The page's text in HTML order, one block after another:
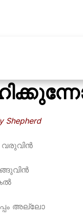
Shepherd
വരുവിന്‍
അല്ലോ